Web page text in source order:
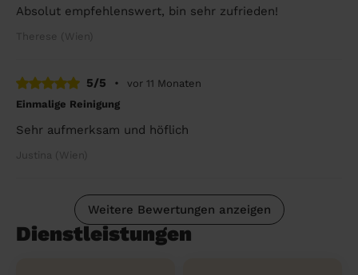
Absolut empfehlenswert, bin sehr zufrieden!
Therese (Wien)
5/5 •
vor 11 Monaten
Einmalige Reinigung
Sehr aufmerksam und höflich
Justina (Wien)
Weitere Bewertungen anzeigen
Dienstleistungen